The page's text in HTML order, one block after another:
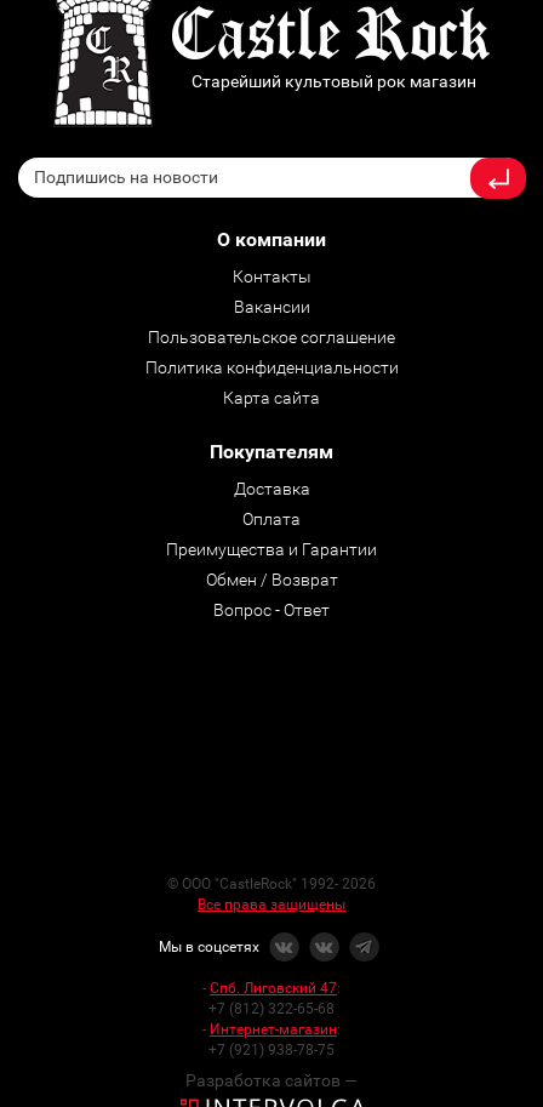
Старейший культовый рок магазин
О компании
Контакты
Вакансии
Пользовательское соглашение
Политика конфиденциальности
Карта сайта
Покупателям
Доставка
Оплата
Преимущества и Гарантии
Обмен / Возврат
Вопрос - Ответ
© ООО "CastleRock" 1992- 2026
Все права защищены
Мы в соцсетях
- Спб. Лиговский 47:
+7 (812) 322-65-68
- Интернет-магазин:
+7 (921) 938-78-75
Разработка сайтов —